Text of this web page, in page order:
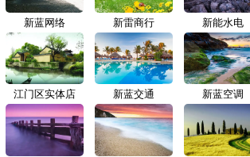
新蓝网络 新雷商行
江门区实体店 新蓝交通
新能水电
新蓝空调